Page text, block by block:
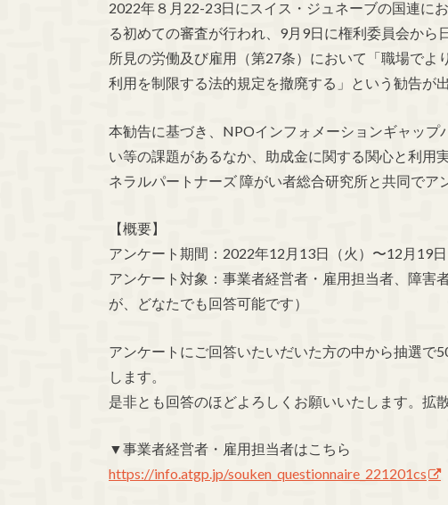
2022年８月22-23日にスイス・ジュネーブの国連に
る初めての審査が行われ、9月9日に権利委員会か
所見の労働及び雇用（第27条）において「職場で
利用を制限する法的規定を撤廃する」という勧告が
本勧告に基づき、NPOインフォメーションギャッ
い等の課題があるなか、助成金に関する関心と利用
ネラルパートナーズ 障がい者総合研究所と共同でア
【概要】
アンケート期間：2022年12月13日（火）〜12月19日
アンケート対象：事業者経営者・雇用担当者、障害
が、どなたでも回答可能です）
アンケートにご回答いたいだいた方の中から抽選で
します。
是非とも回答のほどよろしくお願いいたします。拡
▼事業者経営者・雇用担当者はこちら
https://info.atgp.jp/souken_questionnaire_221201cs